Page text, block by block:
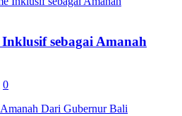
sebagai Amanah
0